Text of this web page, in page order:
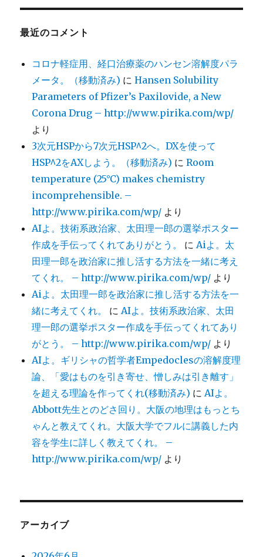
最近のコメント
コロナ軽症用、経口治療薬のハンセン溶解度パラ
メータ。（移動済み) にHansen Solubility
Parameters of Pfizer’s Paxilovide, a New
Corona Drug – http://www.pirika.com/wp/
より
3次元HSPから7次元HSP^2へ。DXを使って
HSP^2をAXしよう。（移動済み) にRoom
temperature (25°C) makes chemistry
incomprehensible. –
http://www.pirika.com/wp/ より
AIよ。技術系政治家、太田理一郎の選挙ポスター
作成を手伝ってくれてありがとう。
に Aiよ。太
田理一郎を政治家に推し活する方法を一緒に考え
てくれ。 – http://www.pirika.com/wp/ より
Aiよ。太田理一郎を政治家に推し活する方法を一
緒に考えてくれ。
に AIよ。技術系政治家、太田
理一郎の選挙ポスター作成を手伝ってくれてあり
がとう。 – http://www.pirika.com/wp/ より
AIよ。ギリシャの哲学者Empedoclesの溶解度理
論、「愛はものを引き寄せ、憎しみは引き離す」
を超える理論を作ってくれ(移動済み) に AIよ。
Abbott先生とのどさ回り。大阪の地理はもっとち
ゃんと教えてくれ。大阪大学でフルに講義した内
容を学生に詳しく教えてくれ。 –
http://www.pirika.com/wp/ より
アーカイブ